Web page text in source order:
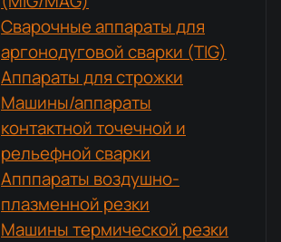
Сварочные аппараты для
аргонодуговой сварки (TIG)
Аппараты для строжки
Машины/аппараты
контактной точечной и
рельефной сварки
Апппараты воздушно-
плазменной резки
Машины термической резки